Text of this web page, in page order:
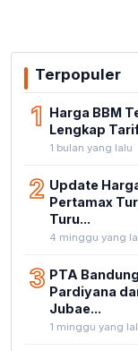
Terpopuler
1 Harga BBM
Lengkap
1 bulan yang lalu
2 Update
Pertamax
Turu...
4 minggu yang
3 PTA
Pardiyana
Jubae...
1 minggu yang